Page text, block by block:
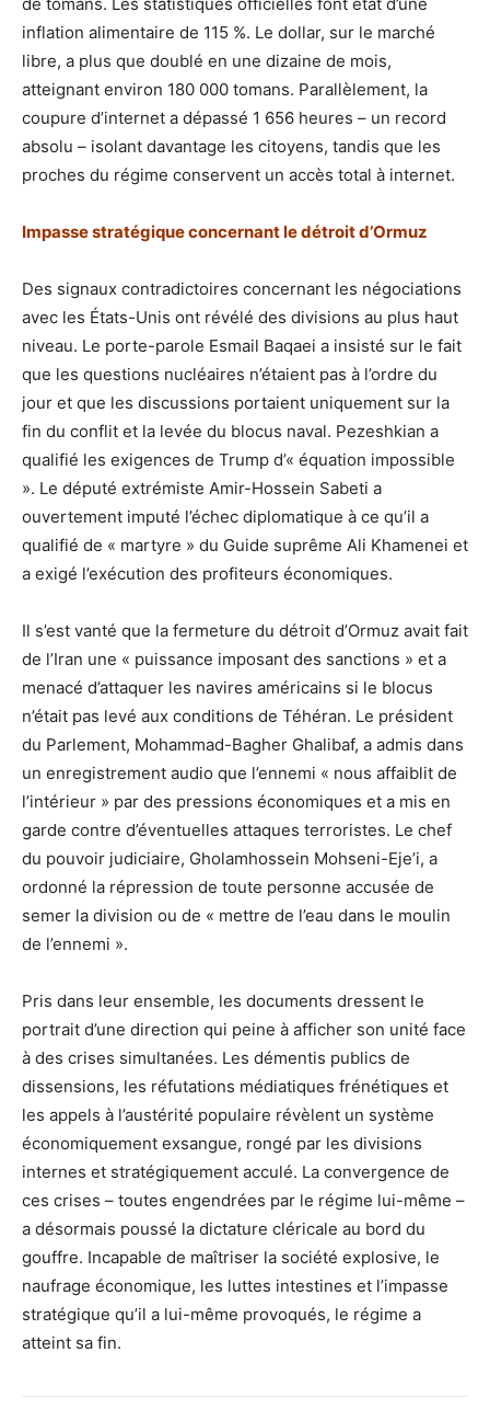
inflation alimentaire de 115 %. Le dollar, sur le marché
libre, a plus que doublé en une dizaine de mois,
atteignant environ 180 000 tomans. Parallèlement, la
coupure d’internet a dépassé 1 656 heures – un record
absolu – isolant davantage les citoyens, tandis que les
proches du régime conservent un accès total à internet.
Impasse stratégique concernant le détroit d’Ormuz
Des signaux contradictoires concernant les négociations
avec les États-Unis ont révélé des divisions au plus haut
niveau. Le porte-parole Esmail Baqaei a insisté sur le fait
que les questions nucléaires n’étaient pas à l’ordre du
jour et que les discussions portaient uniquement sur la
fin du conflit et la levée du blocus naval. Pezeshkian a
qualifié les exigences de Trump d’« équation impossible
». Le député extrémiste Amir-Hossein Sabeti a
ouvertement imputé l’échec diplomatique à ce qu’il a
qualifié de « martyre » du Guide suprême Ali Khamenei et
a exigé l’exécution des profiteurs économiques.
Il s’est vanté que la fermeture du détroit d’Ormuz avait fait
de l’Iran une « puissance imposant des sanctions » et a
menacé d’attaquer les navires américains si le blocus
n’était pas levé aux conditions de Téhéran. Le président
du Parlement, Mohammad-Bagher Ghalibaf, a admis dans
un enregistrement audio que l’ennemi « nous affaiblit de
l’intérieur » par des pressions économiques et a mis en
garde contre d’éventuelles attaques terroristes. Le chef
du pouvoir judiciaire, Gholamhossein Mohseni-Eje’i, a
ordonné la répression de toute personne accusée de
semer la division ou de « mettre de l’eau dans le moulin
de l’ennemi ».
Pris dans leur ensemble, les documents dressent le
portrait d’une direction qui peine à afficher son unité face
à des crises simultanées. Les démentis publics de
dissensions, les réfutations médiatiques frénétiques et
les appels à l’austérité populaire révèlent un système
économiquement exsangue, rongé par les divisions
internes et stratégiquement acculé. La convergence de
ces crises – toutes engendrées par le régime lui-même –
a désormais poussé la dictature cléricale au bord du
gouffre. Incapable de maîtriser la société explosive, le
naufrage économique, les luttes intestines et l’impasse
stratégique qu’il a lui-même provoqués, le régime a
atteint sa fin.